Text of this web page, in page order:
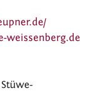
weissenberg.de